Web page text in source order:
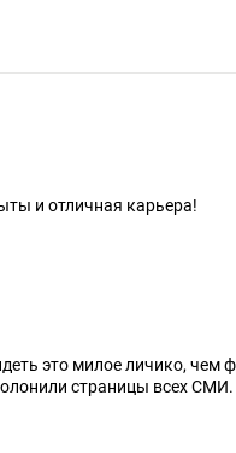
и отличная карьера!
это милое личико,
страницы всех СМИ.